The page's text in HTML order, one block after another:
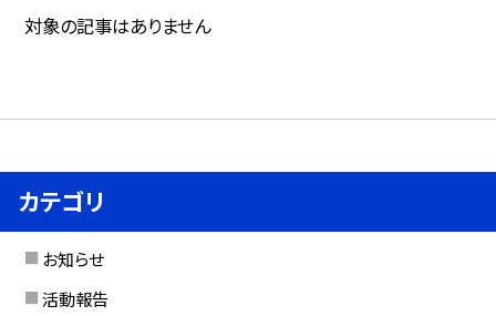
対象の記事はありません
カテゴリ
お知らせ
活動報告